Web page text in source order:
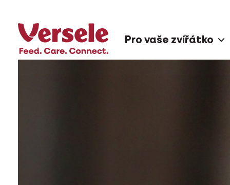
Pro vaše zvířátko